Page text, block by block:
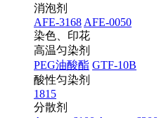
消泡剂
AFE-3168 AFE-0050
染色、印花
高温匀染剂
PEG油酸酯 GTF-10B
酸性匀染剂
1815
分散剂